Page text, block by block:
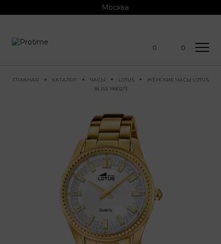
Москва
0 0
ГЛАВНАЯ КАТАЛОГ ЧАСЫ LOTUS
ЖЕНСКИЕ ЧАСЫ LOTUS
BLISS 18902/3